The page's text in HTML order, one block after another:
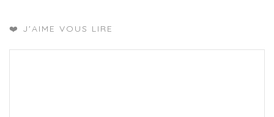
❤️ J'AIME VOUS LIRE